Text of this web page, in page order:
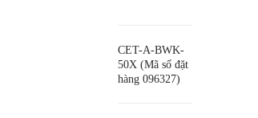
CET-A-BWK-
50X (Mã số đặt
hàng 096327)